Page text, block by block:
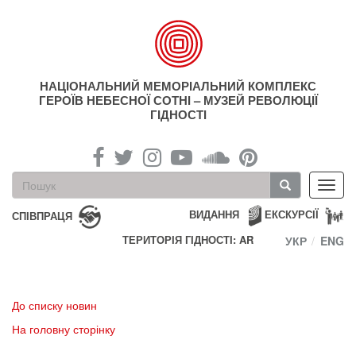
НАЦІОНАЛЬНИЙ МЕМОРІАЛЬНИЙ КОМПЛЕКС
ГЕРОЇВ НЕБЕСНОЇ СОТНІ – МУЗЕЙ РЕВОЛЮЦІЇ
ГІДНОСТІ
Пошукова
форма
Пошук
СПІВПРАЦЯ ЕКСКУРСІЇ
ВИДАННЯ
ТЕРИТОРІЯ ГІДНОСТІ: AR
УКР ENG
До списку новин
На головну сторінку